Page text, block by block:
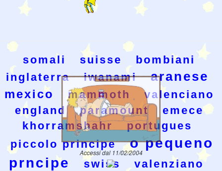
somali suisse
bombiani
inglaterra
iwanami aranese
mexico mammoth
valenciano
england
paramount
emece
khorramshahr
portugues
piccolo principe
o pequeno
prncipe
swiss
valenziano
Accessi dal 11/02/2004